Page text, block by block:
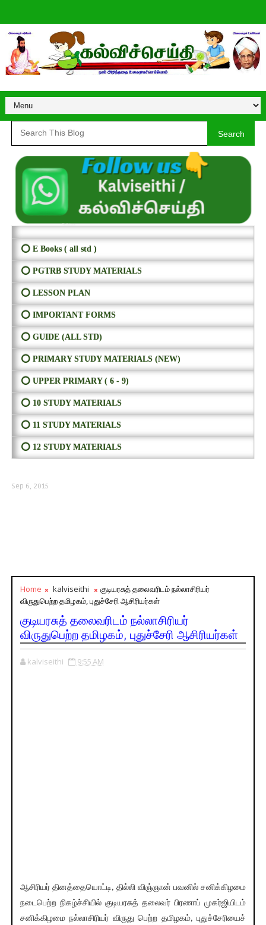
Search
⭕ E Books ( all std )
⭕ PGTRB STUDY MATERIALS
⭕ LESSON PLAN
⭕ IMPORTANT FORMS
⭕ GUIDE (ALL STD)
⭕ PRIMARY STUDY MATERIALS (NEW)
⭕ UPPER PRIMARY ( 6 - 9)
⭕ 10 STUDY MATERIALS
⭕ 11 STUDY MATERIALS
⭕ 12 STUDY MATERIALS
Sep 6, 2015
Home kalviseithi
குடியரசுத் தலைவரிடம் நல்லாசிரியர்
விருதுபெற்ற தமிழகம், புதுச்சேரி ஆசிரியர்கள்
குடியரசுத் தலைவரிடம் நல்லாசிரியர்
விருதுபெற்ற தமிழகம், புதுச்சேரி ஆசிரியர்கள்
kalviseithi 9:55 AM
ஆசிரியர் தினத்தையொட்டி, தில்லி விஞ்ஞான் பவனில் சனிக்கிழமை
நடைபெற்ற நிகழ்ச்சியில் குடியரசுத் தலைவர் பிரணாப் முகர்ஜியிடம்
சனிக்கிழமை நல்லாசிரியர் விருது பெற்ற தமிழகம், புதுச்சேரியைச்